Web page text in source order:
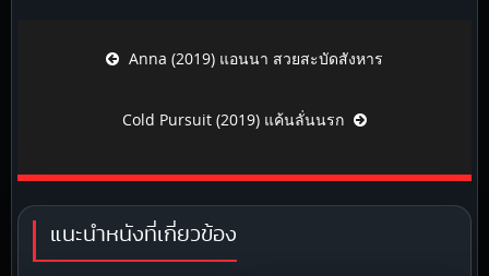
Post navigationAnna (2019) แอนนา สวยสะบัดสังหาร
Cold Pursuit (2019) แค้นลั่นนรก
แนะนำหนังที่เกี่ยวข้อง